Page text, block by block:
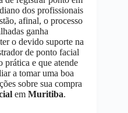
dos profissionais
afinal, o processo
ganha
o devido suporte na
de ponto facial
prática e que atende
a tomar uma boa
sobre sua compra
em Muritiba.